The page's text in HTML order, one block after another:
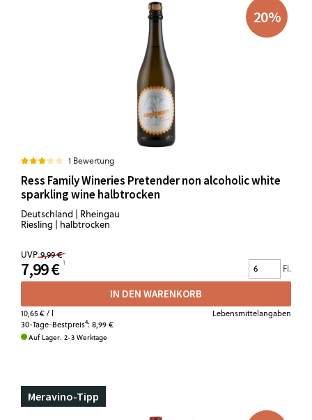
20%
1 Bewertung
Ress Family Wineries Pretender non alcoholic white
sparkling wine halbtrocken
Deutschland | Rheingau
Riesling | halbtrocken
UVP 9,99 €
7,99 € Fl.
IN DEN WARENKORB
10,65 €/ l
Lebensmittelangaben
30-Tage-Bestpreis4: 8,99 €
Auf Lager. 2-3 Werktage
Meravino-Tipp